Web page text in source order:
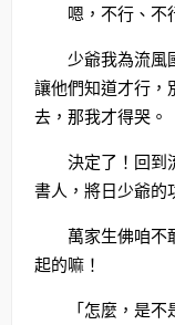
嗯，不行、不
少爺我為流風
讓他們知道才行，
去，那我才得哭。
決定了！回到
書人，將日少爺的
萬家生佛咱不
起的嘛！
「怎麼，是